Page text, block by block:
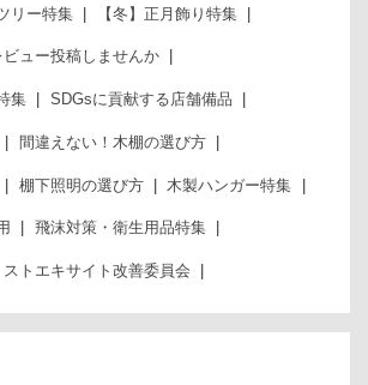
リー特集 【冬】正月飾り特集
ビュー投稿しませんか
集 SDGsに貢献する店舗備品
間違えない！木棚の選び方
棚下照明の選び方 木製ハンガー特集
飛沫対策・衛生用品特集
ストエキサイト改善委員会